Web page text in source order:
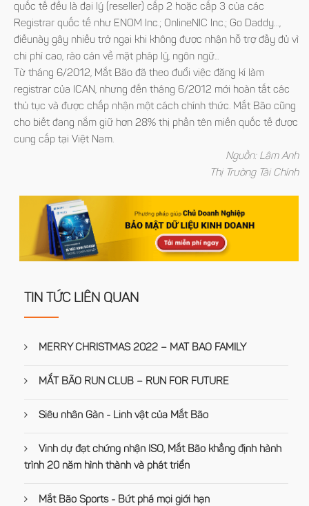
quốc tế đều là đại lý (reseller) cấp 2 hoặc cấp 3 của các
Registrar quốc tế như ENOM Inc.; OnlineNIC Inc.; Go Daddy…,
điềunày gây nhiều trở ngại khi không được nhận hỗ trợ đầy đủ vì
chi phí cao, rào cản về mặt pháp lý, ngôn ngữ...
Từ tháng 6/2012, Mắt Bão đã theo đuổi việc đăng kí làm
registrar của ICAN, nhưng đến tháng 6/2012 mới hoàn tất các
thủ tục và được chấp nhận một cách chính thức. Mắt Bão cũng
cho biết đang nắm giữ hơn 28% thị phần tên miền quốc tế được
cung cấp tại Việt Nam.
Nguồn: Lâm Anh
Thị Trường Tài Chính
TIN TỨC LIÊN QUAN
MERRY CHRISTMAS 2022 – MAT BAO FAMILY
MẮT BÃO RUN CLUB – RUN FOR FUTURE
Siêu nhân Gàn - Linh vật của Mắt Bão
Vinh dự đạt chứng nhận ISO, Mắt Bão khẳng định hành
trình 20 năm hình thành và phát triển
Mắt Bão Sports - Bứt phá mọi giới hạn